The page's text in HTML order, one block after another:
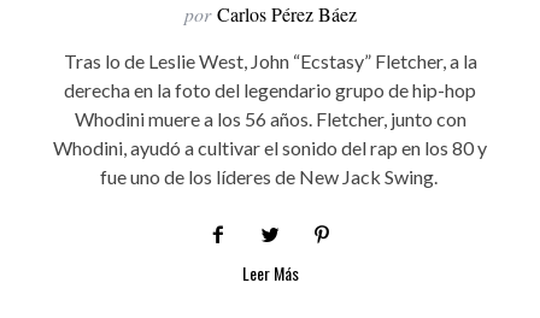
por Carlos Pérez Báez
Tras lo de Leslie West, John “Ecstasy” Fletcher, a la
derecha en la foto del legendario grupo de hip-hop
Whodini muere a los 56 años. Fletcher, junto con
Whodini, ayudó a cultivar el sonido del rap en los 80 y
fue uno de los líderes de New Jack Swing.
Leer Más